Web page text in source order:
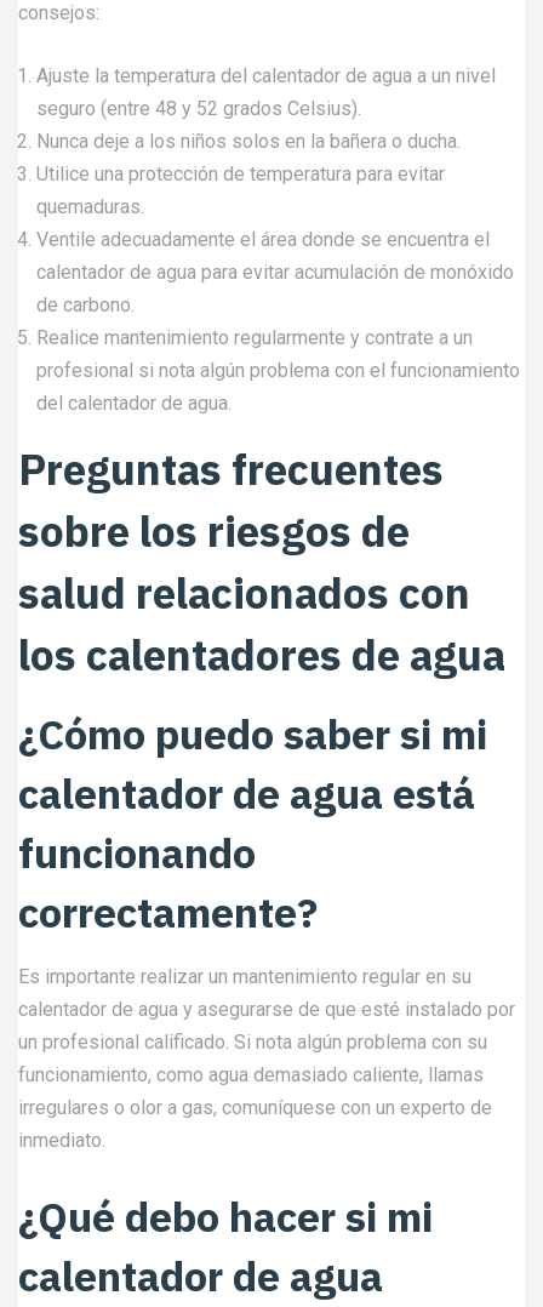
consejos:
Ajuste la temperatura del calentador de agua a un nivel
seguro (entre 48 y 52 grados Celsius).
Nunca deje a los niños solos en la bañera o ducha.
Utilice una protección de temperatura para evitar
quemaduras.
Ventile adecuadamente el área donde se encuentra el
calentador de agua para evitar acumulación de monóxido
de carbono.
Realice mantenimiento regularmente y contrate a un
profesional si nota algún problema con el funcionamiento
del calentador de agua.
Preguntas frecuentes
sobre los riesgos de
salud relacionados con
los calentadores de agua
¿Cómo puedo saber si mi
calentador de agua está
funcionando
correctamente?
Es importante realizar un mantenimiento regular en su
calentador de agua y asegurarse de que esté instalado por
un profesional calificado. Si nota algún problema con su
funcionamiento, como agua demasiado caliente, llamas
irregulares o olor a gas, comuníquese con un experto de
inmediato.
¿Qué debo hacer si mi
calentador de agua